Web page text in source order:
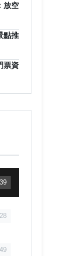
放空
點推
票資
39
28
49